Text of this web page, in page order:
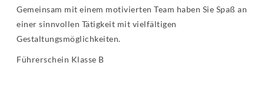
Gemeinsam mit einem motivierten Team haben Sie Spaß an
einer sinnvollen Tätigkeit mit vielfältigen
Gestaltungsmöglichkeiten.
Führerschein Klasse B